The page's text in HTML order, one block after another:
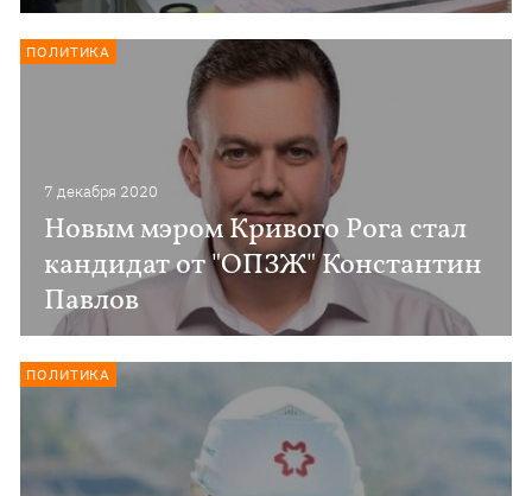
7 декабря 2020
Новым мэром Кривого Рога стал
кандидат от "ОПЗЖ" Константин
Павлов
ПОЛИТИКА
ПОЛИТИКА